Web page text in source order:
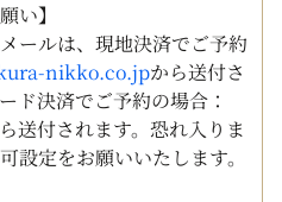
い】
ールは、現地決済でご予約
nikko.co.jpから送付さ
ド決済でご予約の場合：
送付されます。恐れ入りま
設定をお願いいたします。